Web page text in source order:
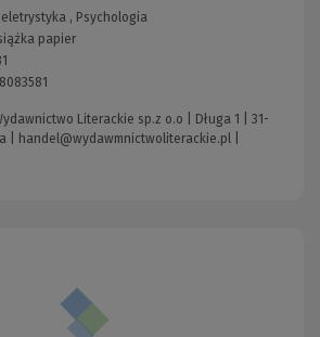
, Psychologia
papier
Literackie sp.z o.o | Długa 1 | 31-
| handel@wydawmnictwoliterackie.pl